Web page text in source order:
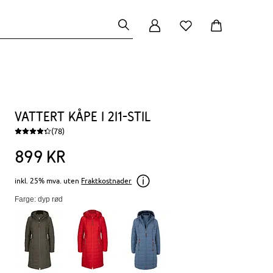
Vattert kåpe i 2i1-stil
(78)
899 kr
inkl. 25% mva. uten Fraktkostnader
Farge: dyp rød